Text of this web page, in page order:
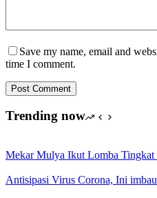
Save my name, email and
time I comment.
Post Comment
Trending now
Mekar Mulya Ikut Lomba Tingkat
Antisipasi Virus Corona, Ini